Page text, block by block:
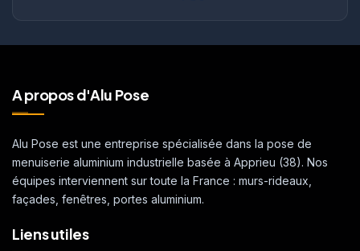
A propos d'Alu Pose
Alu Pose est une entreprise spécialisée dans la pose de
menuiserie aluminium industrielle basée à Apprieu (38). Nos
équipes interviennent sur toute la France : murs-rideaux,
façades, fenêtres, portes aluminium.
Liens utiles